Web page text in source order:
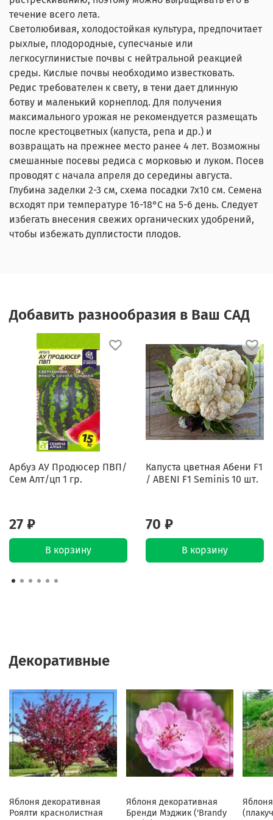
течение всего лета.
Светолюбивая, холодостойкая культура, предпочитает
рыхлые, плодородные, супесчаные или
легкосуглинистые почвы с нейтральной реакцией
среды. Кислые почвы необходимо известковать.
Редис требователен к свету, в тени дает длинную
ботву и маленький корнеплод. Для получения
максимального урожая не рекомендуется размещать
после крестоцветных (капуста, репа и др.) и
возвращать на прежнее место ранее 4 лет. Возможны
смешанные посевы редиса с морковью и луком. Посев
проводят с начала апреля до середины августа.
Глубина заделки 2-3 см, схема посадки 7х10 см. Семена
всходят при температуре 16-18°C на 5-6 день. Следует
избегать внесения свежих органических удобрений,
чтобы избежать дуплистости плодов.
Добавить разнообразия в Ваш САД
Арбуз АУ Продюсер ПВП/
Сем Алт/цп 1 гр.
27 ₽
В корзину
Капуста цветная Абени F1
/ ABENI F1 Seminis 10 шт.
70 ₽
В корзину
Декоративные
Яблоня декоративная
Роялти краснолистная
Яблоня декоративная
Бренди Мэджик ('Brandy